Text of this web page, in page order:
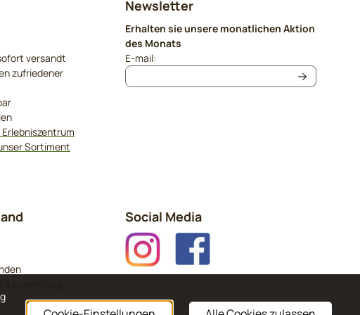
versandt
zufriedener
Sortiment
Newsletter
Erhalten sie unsere monatlichen Aktion
des Monats
E-mail:Geben Sie Ihre E-Mail-Adresse für den
Social Media